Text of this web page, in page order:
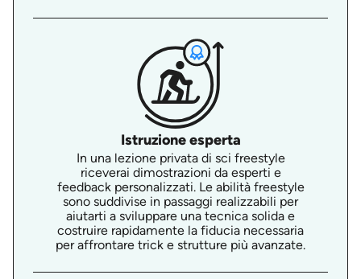
Istruzione esperta
In una lezione privata di sci freestyle
riceverai dimostrazioni da esperti e
feedback personalizzati. Le abilità freestyle
sono suddivise in passaggi realizzabili per
aiutarti a sviluppare una tecnica solida e
costruire rapidamente la fiducia necessaria
per affrontare trick e strutture più avanzate.